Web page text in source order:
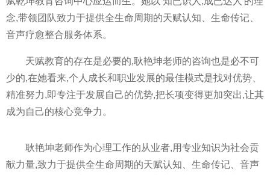
念,带领团队致力于提供全生命周期的天赋认知、生命传记、
音声疗愈整合服务体系。
天赋教育的存在是必要的,耿艳坤老师的咨询也是必不可
少的,在她看来,个人成长和职业发展的最佳模式是找对优势、
精准努力,即专注于发展自己的优势,把长项变得更加突出,让其
成为自己的核心竞争力。
耿艳坤老师作为心理工作的从业者,用专业知识为社会贡
献力量,致力于提供全生命周期的天赋认知、生命传记、音声